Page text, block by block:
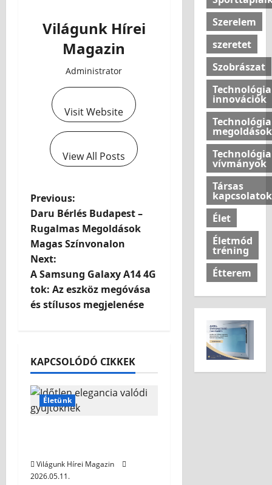
Világunk Hírei
Magazin
Administrator
Visit Website
View All Posts
Previous:
Daru Bérlés Budapest –
Rugalmas Megoldások
Magas Színvonalon
Next:
A Samsung Galaxy A14 4G
tok: Az eszköz megóvása
és stílusos megjelenése
KAPCSOLÓDÓ CIKKEK
Életünk
Világunk Hírei Magazin
2026.05.11.
Szerelem
szeretet
Szobrászat
innovációk
megoldások
vívmányok
Társas
kapcsolatok
Élet
Életmód
tréning
Étterem